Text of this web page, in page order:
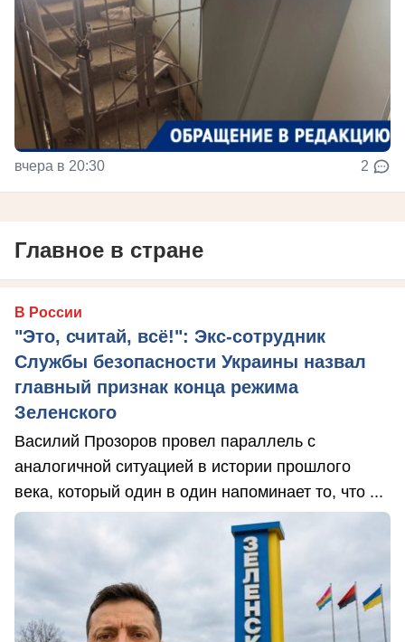
вчера в 20:30 2
Главное в стране
В России
"Это, считай, всё!": Экс-сотрудник
Службы безопасности Украины назвал
главный признак конца режима
Зеленского
Василий Прозоров провел параллель с
аналогичной ситуацией в истории прошлого
века, который один в один напоминает то, что ...